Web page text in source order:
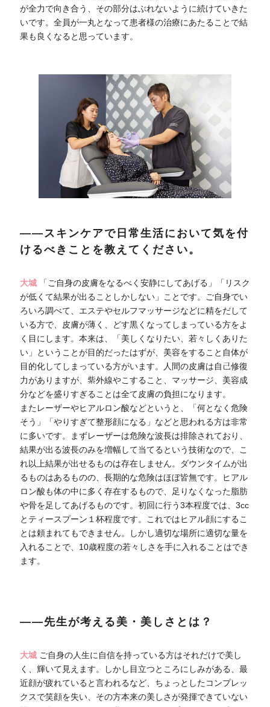
が全力で向き合う、その部分はぶれないように続けていきた
いです。全員が一丸となって患者様の治療にあたることで結
果も良くなると思っています。
――スキンケアで日常生活において気を付
けるべきことを教えてください。
大城
「ご自身の皮膚をなるべく安静にしてあげる」「リスク
が低くて結果が出ることしかしない」ことです。ご自身でい
ろいろ調べて、エステやセルフマッサージなどに精をだして
いる方で、皮膚が薄く、どす黒くなってしまっている方をよ
く目にします。本来は、「美しくなりたい、若々しくありた
い」ということが目的だったはずが、美容をすること自体が
目的化してしまっている方がいます。人間の皮膚は自己修復
力がありますが、紫外線やこすること、マッサージ、美容成
分などを盛りすぎることは全て皮膚の負担になります。
またレーザーやヒアルロン酸などというと、「何となく危険
そう」「やりすぎて整形顔になる」などと思われる方は非常
に多いです。まずレーザーは危険な波長は排除されており、
結果が出る波長のみを増幅して当てるという技術なので、こ
れ以上結果が出せるものは存在しません。ダウンタイムが出
るものはあるものの、長期的な危険はほぼ皆無です。ヒアル
ロン酸も体の中に多く存在するもので、足りなくなった脂肪
や骨を足してあげるものです。初回に行う3本程度では、3cc
とティースプーン１杯程度です。これではヒアル顔にするこ
とは頼まれてもできません。しかし適切な場所に適切な量を
入れることで、10歳程度の若々しさを手に入れることはでき
ます。
――先生が考える美・美しさとは？
大城 ご自身の人生に自信を持っている方はそれだけで美し
く、輝いて見えます。しかし目立つところにしみがある、最
近顔が疲れていると言われるなど、ちょっとしたコンプレッ
クスで笑顔を失い、その方本来の美しさが発揮できていない